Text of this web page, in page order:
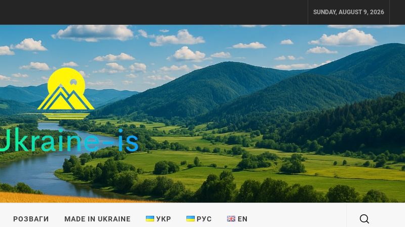
SUNDAY, AUGUST 9, 2026
РОЗВАГИ MADE IN UKRAINE УКР РУС EN